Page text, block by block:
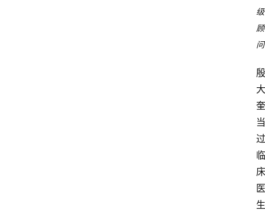
级
顾
问
殷
大
奎
当
过
临
床
医
生